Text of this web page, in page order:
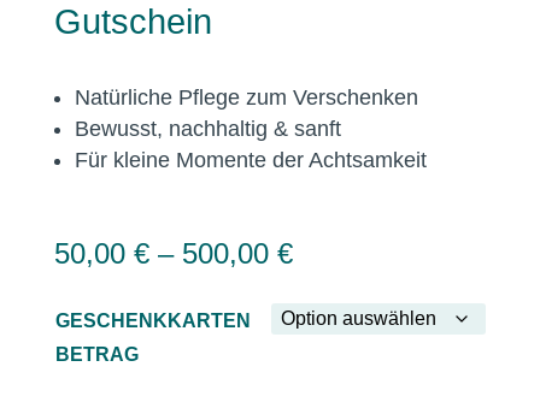
Gutschein
Natürliche Pflege zum Verschenken
Bewusst, nachhaltig & sanft
Für kleine Momente der Achtsamkeit
50,00 €– 500,00 €
GESCHENKKARTEN
BETRAG